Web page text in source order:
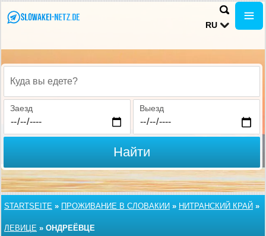
RU
Куда вы едете?
Заезд Выезд
Найти
STARTSEITE » ПРОЖИВАНИЕ В СЛОВАКИИ » НИТРАНСКИЙ КРАЙ »
ЛЕВИЦЕ » ОНДРЕЁВЦЕ